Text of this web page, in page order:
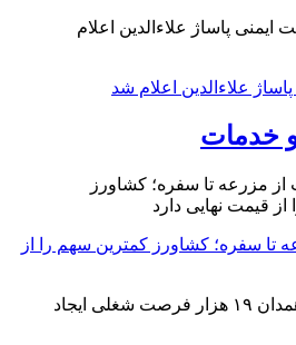
علاءالدین اعلام شد
و خدمات
تا سفره؛ کشاورز کمترین سهم را از